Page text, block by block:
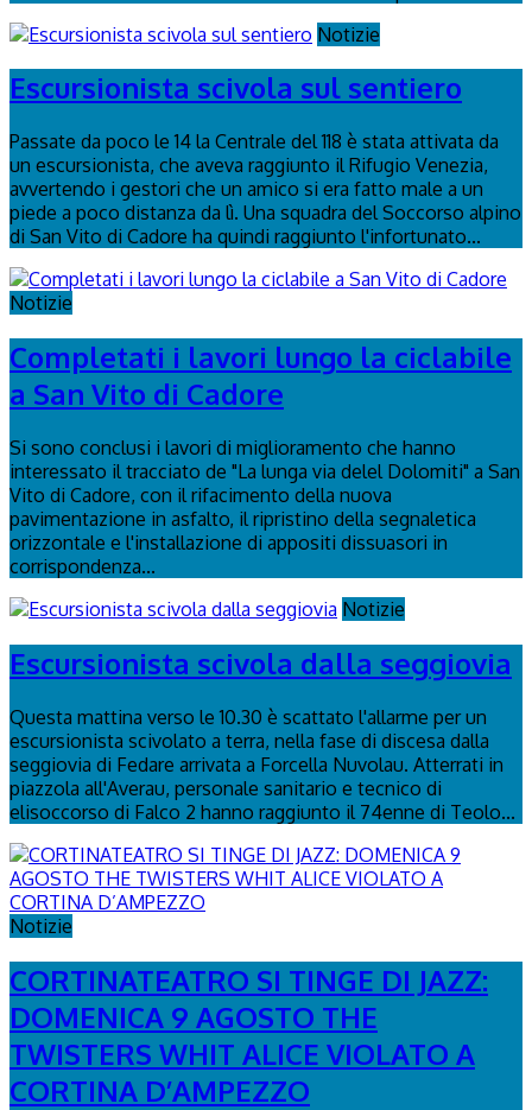
Notizie
Escursionista scivola sul sentiero
Passate da poco le 14 la Centrale del 118 è stata attivata da
un escursionista, che aveva raggiunto il Rifugio Venezia,
avvertendo i gestori che un amico si era fatto male a un
piede a poco distanza da lì. Una squadra del Soccorso alpino
di San Vito di Cadore ha quindi raggiunto l'infortunato...
Notizie
Completati i lavori lungo la ciclabile
a San Vito di Cadore
Si sono conclusi i lavori di miglioramento che hanno
interessato il tracciato de "La lunga via delel Dolomiti" a San
Vito di Cadore, con il rifacimento della nuova
pavimentazione in asfalto, il ripristino della segnaletica
orizzontale e l'installazione di appositi dissuasori in
corrispondenza...
Notizie
Escursionista scivola dalla seggiovia
Questa mattina verso le 10.30 è scattato l'allarme per un
escursionista scivolato a terra, nella fase di discesa dalla
seggiovia di Fedare arrivata a Forcella Nuvolau. Atterrati in
piazzola all'Averau, personale sanitario e tecnico di
elisoccorso di Falco 2 hanno raggiunto il 74enne di Teolo...
Notizie
CORTINATEATRO SI TINGE DI JAZZ:
DOMENICA 9 AGOSTO THE
TWISTERS WHIT ALICE VIOLATO A
CORTINA D’AMPEZZO